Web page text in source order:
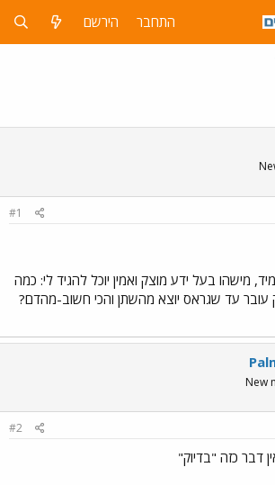
התחבר הירשם
#1
מישהו בעל ידע מוצק ואמין יוכל להגיד לי: כמה
עובר עד שגראס יוצא מהשתן והכי חשוב-מהדם?
New
#2
דבר כזה "בדיוק"